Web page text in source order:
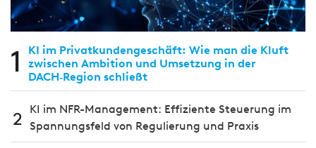
1
KI im Privatkundengeschäft: Wie man die Kluft
zwischen Ambition und Umsetzung in der
DACH‑Region schließt
2
KI im NFR-Management: Effiziente Steuerung im
Spannungsfeld von Regulierung und Praxis